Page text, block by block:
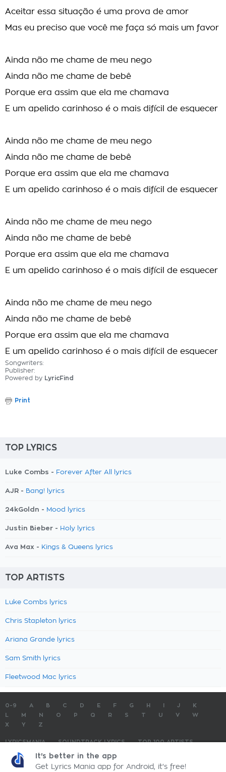
Aceitar essa situação é uma prova de amor
Mas eu preciso que você me faça só mais um favor
Ainda não me chame de meu nego
Ainda não me chame de bebê
Porque era assim que ela me chamava
E um apelido carinhoso é o mais difícil de esquecer
Ainda não me chame de meu nego
Ainda não me chame de bebê
Porque era assim que ela me chamava
E um apelido carinhoso é o mais difícil de esquecer
Ainda não me chame de meu nego
Ainda não me chame de bebê
Porque era assim que ela me chamava
E um apelido carinhoso é o mais difícil de esquecer
Ainda não me chame de meu nego
Ainda não me chame de bebê
Porque era assim que ela me chamava
E um apelido carinhoso é o mais difícil de esquecer
Songwriters:
Publisher:
Powered by LyricFind
Print
TOP LYRICS
Luke Combs - Forever After All lyrics
AJR - Bang! lyrics
24kGoldn - Mood lyrics
Justin Bieber - Holy lyrics
Ava Max - Kings & Queens lyrics
TOP ARTISTS
Luke Combs lyrics
Chris Stapleton lyrics
Ariana Grande lyrics
Sam Smith lyrics
Fleetwood Mac lyrics
0-9 A B C D E F G H J
K
M N O P Q R S T U V
W
X
Y Z
LYRICSMANIA SOUNDTRACK LYRICS
TOP 100 ARTISTS
TOP 100 LYRICS
LyricsMania.com - Copyright © 2026 - All Rights ReservedPrivacy Policy
It's better in the app
Get Lyrics Mania app for Android, it's free!